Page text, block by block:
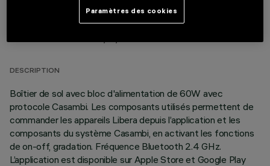
DONNÉES TECHNIQUES
DERNIÈRE MISE À JOUR: 10/07/2026
DESCRIPTION
Boîtier de sol avec bloc d'alimentation de 60W avec
protocole Casambi. Les composants utilisés permettent de
commander les appareils Libera depuis l’application et les
composants du système Casambi, en activant les fonctions
de on-off, gradation. Fréquence Bluetooth 2.4 GHz.
L’application est disponible sur Apple Store et Google Play
Paramètres des cookies